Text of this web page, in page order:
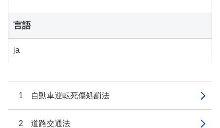
1 自動車運転死傷処罰法
2 道路交通法
言語
ja